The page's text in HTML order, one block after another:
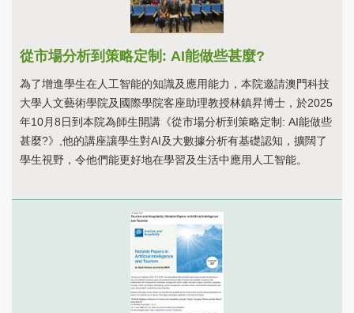
從市場分析到策略定制: AI能做些甚麼?
為了增進學生在人工智能的知識及應用能力，本院邀請澳門科技
大學人文藝術學院及國際學院客座助理教授林鎮昇博士，於2025
年10月8日到本院為師生開講《從市場分析到策略定制: AI能做些
甚麼?》,他的講座讓學生對AI及大數據分析有基礎認知，擴闊了
學生視野，令他們能更好地在學習及生活中應用人工智能。